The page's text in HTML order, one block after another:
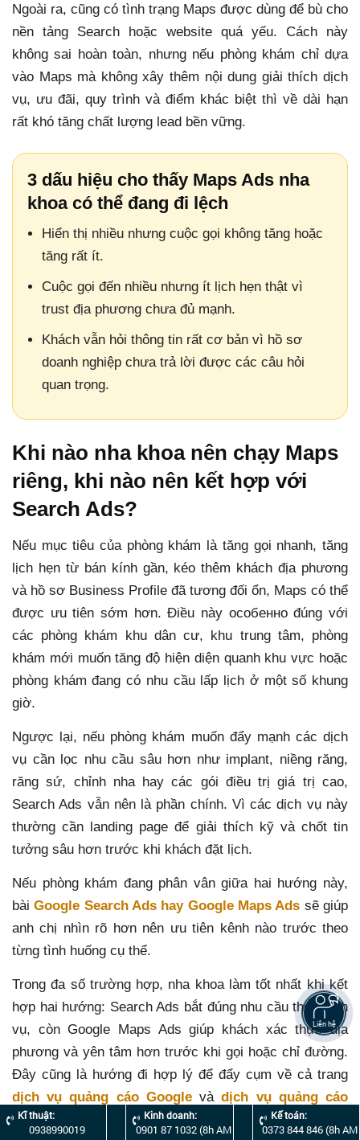
Ngoài ra, cũng có tình trạng Maps được dùng để bù cho
nền tảng Search hoặc website quá yếu. Cách này
không sai hoàn toàn, nhưng nếu phòng khám chỉ dựa
vào Maps mà không xây thêm nội dung giải thích dịch
vụ, ưu đãi, quy trình và điểm khác biệt thì về dài hạn
rất khó tăng chất lượng lead bền vững.
3 dấu hiệu cho thấy Maps Ads nha
khoa có thể đang đi lệch
Hiển thị nhiều nhưng cuộc gọi không tăng hoặc
tăng rất ít.
Cuộc gọi đến nhiều nhưng ít lịch hẹn thật vì
trust địa phương chưa đủ mạnh.
Khách vẫn hỏi thông tin rất cơ bản vì hồ sơ
doanh nghiệp chưa trả lời được các câu hỏi
quan trọng.
Khi nào nha khoa nên chạy Maps
riêng, khi nào nên kết hợp với
Search Ads?
Nếu mục tiêu của phòng khám là tăng gọi nhanh, tăng
lịch hẹn từ bán kính gần, kéo thêm khách địa phương
và hồ sơ Business Profile đã tương đối ổn, Maps có thể
được ưu tiên sớm hơn. Điều này особенно đúng với
các phòng khám khu dân cư, khu trung tâm, phòng
khám mới muốn tăng độ hiện diện quanh khu vực hoặc
phòng khám đang có nhu cầu lấp lịch ở một số khung
giờ.
Ngược lại, nếu phòng khám muốn đẩy mạnh các dịch
vụ cần lọc nhu cầu sâu hơn như implant, niềng răng,
răng sứ, chỉnh nha hay các gói điều trị giá trị cao,
Search Ads vẫn nên là phần chính. Vì các dịch vụ này
thường cần landing page để giải thích kỹ và chốt tin
tưởng sâu hơn trước khi khách đặt lịch.
Nếu phòng khám đang phân vân giữa hai hướng này,
bàiGoogle Search Ads hay Google Maps Ads sẽ giúp
anh chị nhìn rõ hơn nên ưu tiên kênh nào trước theo
từng tình huống cụ thể.
Trong đa số trường hợp, nha khoa làm tốt nhất khi kết
hợp hai hướng: Search Ads bắt đúng nhu cầu theo dịch
vụ, còn Google Maps Ads giúp khách xác thực địa
phương và yên tâm hơn trước khi gọi hoặc chỉ đường.
Đây cũng là hướng đi hợp lý để đẩy cụm về cả trang
dịch vụ quảng cáo Googlevàdịch vụ quảng cáo
Google Maps
Kĩ thuật:
0938990019
Kinh doanh:
0901 87 1032 (8h AM
Kế toán:
0373 844 846 (8h AM
Liên hệ